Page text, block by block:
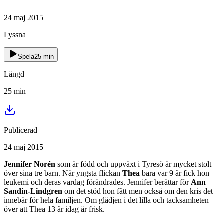
24 maj 2015
Lyssna
Spela25 min
Längd
25 min
Publicerad
24 maj 2015
Jennifer Norén som är född och uppväxt i Tyresö är mycket stolt
över sina tre barn. När yngsta flickan Thea bara var 9 år fick hon
leukemi och deras vardag förändrades. Jennifer berättar för Ann
Sandin-Lindgren om det stöd hon fått men också om den kris det
innebär för hela familjen. Om glädjen i det lilla och tacksamheten
över att Thea 13 år idag är frisk.